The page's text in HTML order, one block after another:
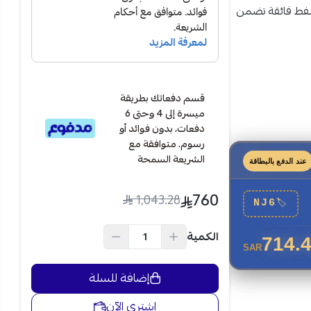
قدرة شفط فائقة تضمن
عند الدفع بالبطاقة
🏷
NJ6
SAR
قسم دفعاتك بطريقة
ميسرة إلى 4 وحتى 6
دفعات، بدون فوائد أو
رسوم. متوافقة مع
الشريعة السمحة
760
1,043.28
الكمية
إضافة للسلة
اشتري الآن